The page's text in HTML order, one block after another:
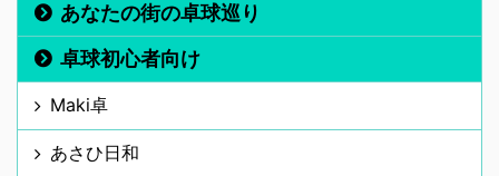
あなたの街の卓球巡り
卓球初心者向け
Maki卓
あさひ日和